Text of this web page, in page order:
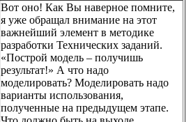
Вот оно! Как Вы наверное помните,
я уже обращал внимание на этот
важнейший элемент в методике
разработки Технических заданий.
«Построй модель – получишь
результат!» А что надо
моделировать? Моделировать надо
варианты использования,
полученные на предыдущем этапе.